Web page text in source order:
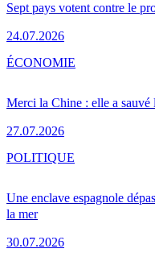
Sept pays votent contre le
24.07.2026
Merci la Chine : elle a sauvé
27.07.2026
ÉCONOMIE
Une enclave espagnole
la mer
30.07.2026
POLITIQUE